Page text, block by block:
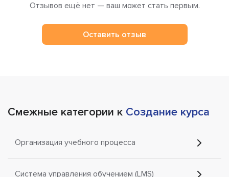
Отзывов ещё нет — ваш может стать первым.
Оставить отзыв
Смежные категории к Создание курса
Организация учебного процесса
Система управления обучением (LMS)